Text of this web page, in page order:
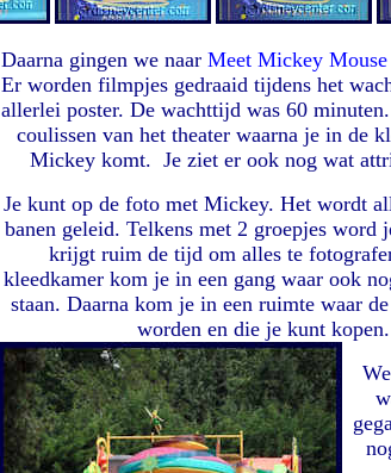
Daarna gingen we naar Meet Mickey Mouse
Er worden filmpjes gedraaid tijdens het
allerlei poster. De wachttijd was 60
coulissen van het theater waarna je in de
Mickey komt. Je ziet er ook nog wat
Je kunt op de foto met Mickey. Het wordt
banen geleid. Telkens met 2 groepjes word
krijgt ruim de tijd om alles te
kleedkamer kom je in een gang waar ook
staan. Daarna kom je in een ruimte waar
worden en die je kunt kopen.